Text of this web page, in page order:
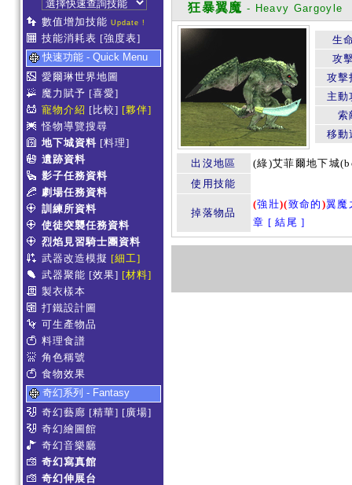
數值增加技能 Update !
技能消耗表 [強度表]
快速功能 - Quick Menu
愛爾琳世界地圖
魔力賦予 [喜愛]
寵物介紹 [比較] [夥伴]
怪物導覽搜尋
地下城資料 [料理]
遺跡資料
影子任務資料
劇場任務資料
訓練所資料
使徒突襲任務資料
烈焰見習騎士團資料
武器改造模擬 [細工]
武器聚能 [效果] [材料]
製衣樣本
打鐵設計圖
可生產物品
料理食譜
角色稱號
食物效果
奇幻系列 - Fantasy
奇幻藝廊 [精華] [廣場]
奇幻繪圖館
奇幻音樂廳
奇幻寫真館
奇幻伸展台
狂暴翼魔 - Heavy Gargoyle
生
攻
攻擊
主動
索
移動
出沒地區
(綠)艾菲爾地下城
使用技能
掉落物品
(強壯)(致命的 )翼魔
章 [ 結尾 ]